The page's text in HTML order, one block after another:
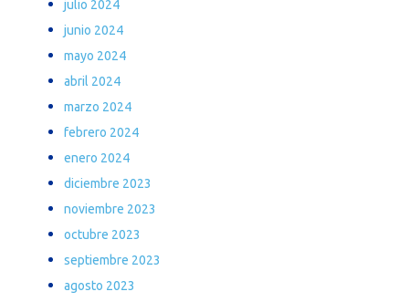
julio 2024
junio 2024
mayo 2024
abril 2024
marzo 2024
febrero 2024
enero 2024
diciembre 2023
noviembre 2023
octubre 2023
septiembre 2023
agosto 2023